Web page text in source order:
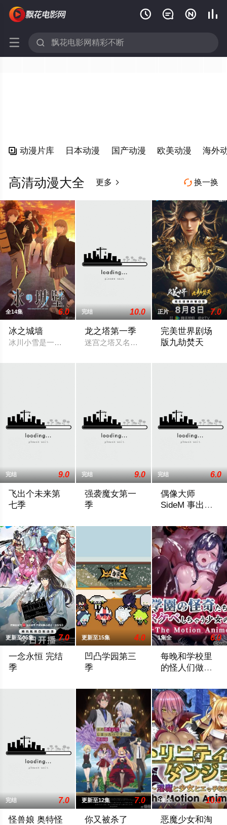
   
 
 动漫片库 日本动漫 国产动漫 欧美动漫 海外
 换一换
高清动漫大全 更多 
全14集 6.0
冰之城墙
冰川小雪是一位内向的学生，她总是向外筑起一道高高的心墙
完结 10.0
龙之塔第一季
迷宫之塔又名龙之塔全集动画讲述了阿努
正片 7.0
​完美世界剧场
版九劫焚天​
完结 9.0
飞出个未来第
七季
完结 9.0
强袭魔女第一
季
完结 6.0
偶像大师
SideM 事出有
更新至05集 7.0
一念永恒 完结
季
更新至15集 4.0
凹凸学园第三
季
1集全 6.0
每晚和学校里
的怪人们做超
女
完结 7.0
怪兽娘 奥特怪
更新至12集 7.0
你又被杀了
1集全 10.0
恶魔少女和淘